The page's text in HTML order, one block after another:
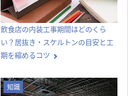
飲食店の内装工事期間はどのくら
い？居抜き・スケルトンの目安と工
期を縮めるコツ
知識